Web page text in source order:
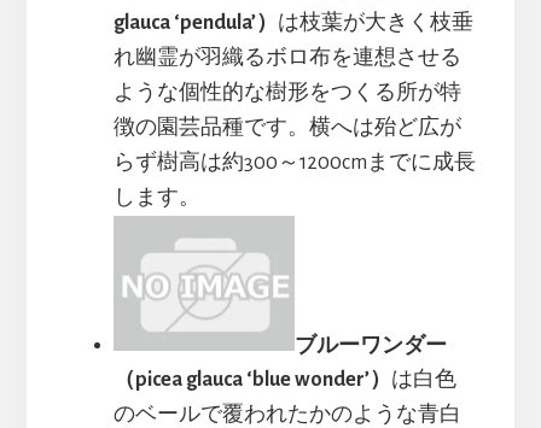
glauca ‘pendula’） は枝葉が大きく枝垂
れ幽霊が羽織るボロ布を連想させる
ような個性的な樹形をつくる所が特
徴の園芸品種です。横へは殆ど広が
らず樹高は約300～1200cmまでに成長
します。
ブルーワンダー
（picea glauca ‘blue wonder’） は白色
のベールで覆われたかのような青白